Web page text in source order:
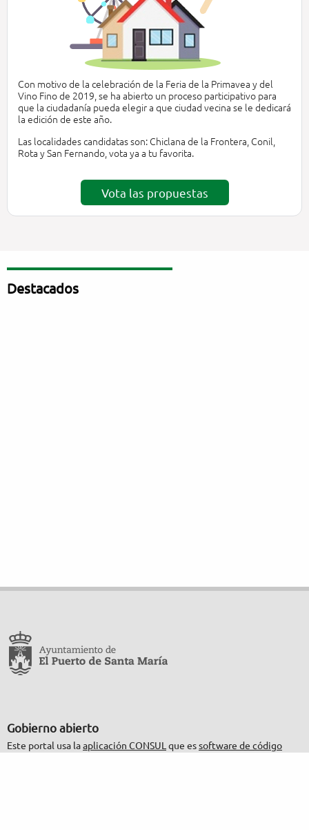
Con motivo de la celebración de la Feria de la Primavea y del
Vino Fino de 2019, se ha abierto un proceso participativo para
que la ciudadanía pueda elegir a que ciudad vecina se le dedicará
la edición de este año.
Las localidades candidatas son: Chiclana de la Frontera, Conil,
Rota y San Fernando, vota ya a tu favorita.
Vota las propuestas
Destacados
Gobierno abierto
Este portal usa laaplicación CONSUL que essoftware de código